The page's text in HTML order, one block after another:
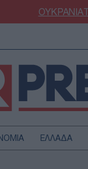
ΟΥΚΡΑΝΙΑ
ΕΛΛΑΔΑ